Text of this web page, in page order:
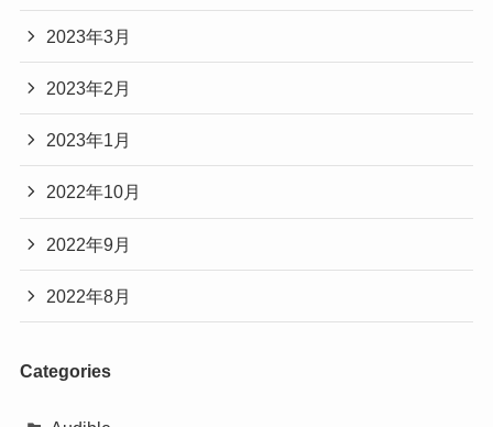
2023年3月
2023年2月
2023年1月
2022年10月
2022年9月
2022年8月
Categories